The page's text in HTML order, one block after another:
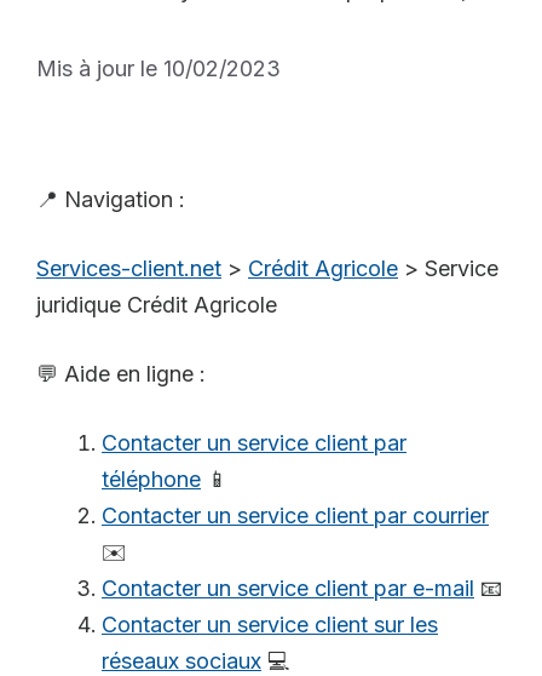
Mis à jour le 10/02/2023
📍 Navigation :
Services-client.net > Crédit Agricole > Service
juridique Crédit Agricole
💬 Aide en ligne :
Contacter un service client par
téléphone 📱
Contacter un service client par courrier
✉️
Contacter un service client par e-mail 📧
Contacter un service client sur les
réseaux sociaux 💻